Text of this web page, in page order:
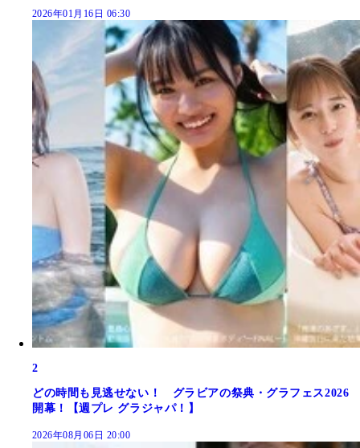
2026年01月16日 06:30
2
どの時間も見逃せない！ グラビアの祭典・グラフェス2026
開幕！【週プレ グラジャパ！】
2026年08月06日 20:00